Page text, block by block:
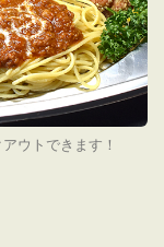
ウトできます！